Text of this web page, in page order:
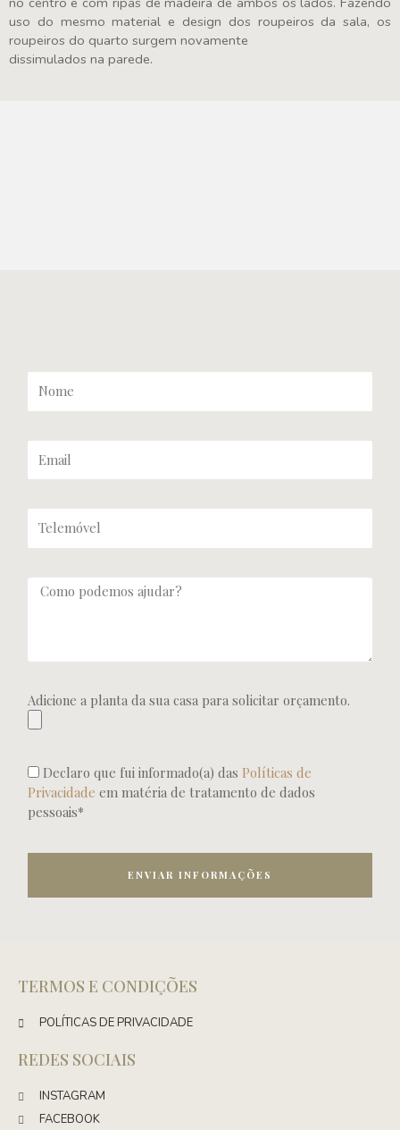
uso do mesmo material e design dos roupeiros da sala, os
roupeiros do quarto surgem novamente
dissimulados na parede.
Adicione a planta da sua casa para solicitar orçamento.
Declaro que fui informado(a) das Políticas de
Privacidadeem matéria de tratamento de dados
pessoais*
ENVIAR INFORMAÇÕES
TERMOS E CONDIÇÕES
POLÍTICAS DE PRIVACIDADE
REDES SOCIAIS
INSTAGRAM
FACEBOOK